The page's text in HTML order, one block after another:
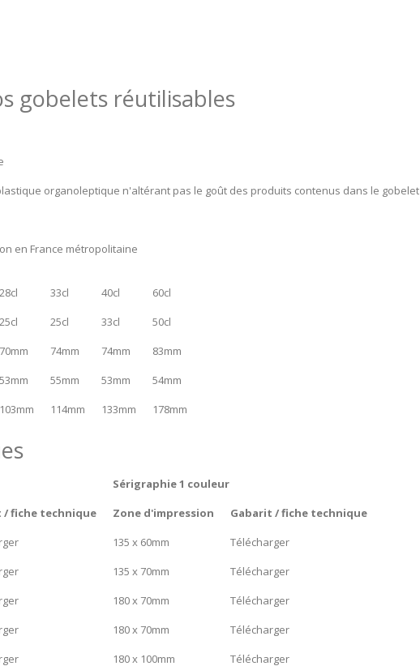
gobelets réutilisables
organoleptique n'altérant pas le goût des produits contenus dans le gobelet
en France métropolitaine
28cl 33cl 40cl
60cl
25cl 25cl 33cl
50cl
70mm 74mm 74mm
83mm
53mm 55mm 53mm
54mm
103mm 114mm 133mm 178mm
Sérigraphie 1 couleur
/ fiche technique Zone d'impression
Gabarit / fiche technique
135 x 60mm
Télécharger
135 x 70mm
Télécharger
180 x 70mm
Télécharger
180 x 70mm
Télécharger
180 x 100mm Télécharger